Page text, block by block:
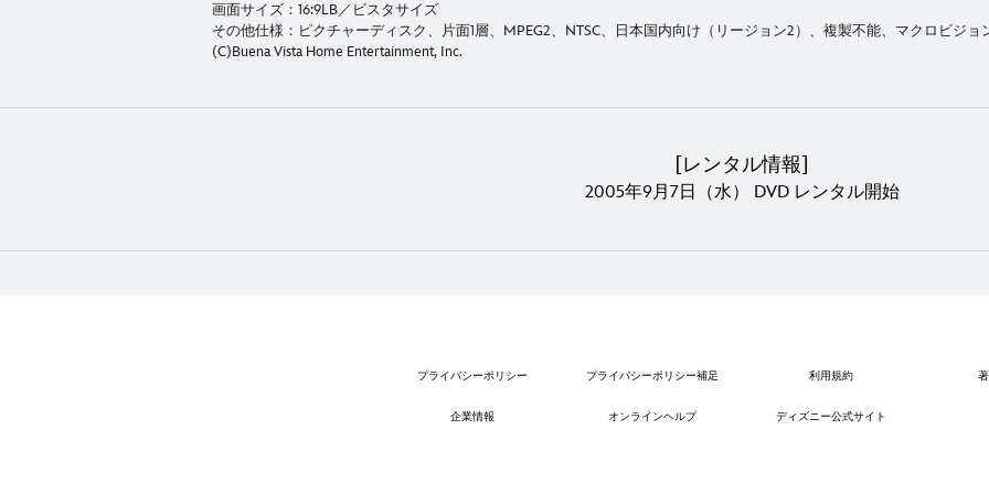
画面サイズ：16:9LB／ビスタサイズ
その他仕様：ピクチャーディスク、片面1層、MPEG2、NTSC、日本国内向け（リージョン2）、複製不能、マクロビジョ
(C)Buena Vista Home Entertainment, Inc.
[レンタル情報]
2005年9月7日（水） DVD レンタル開始
プライバシーポリシー プライバシーポリシー補足 利用規約
企業情報 オンラインヘルプ ディズニー公式サイト